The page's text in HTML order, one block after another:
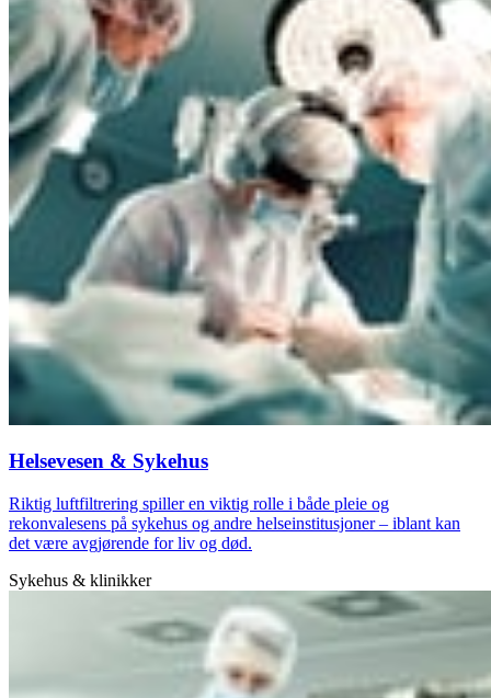
Helsevesen & Sykehus
Riktig luftfiltrering spiller en viktig rolle i både pleie og
rekonvalesens på sykehus og andre helseinstitusjoner – iblant kan
det være avgjørende for liv og død.
Sykehus & klinikker